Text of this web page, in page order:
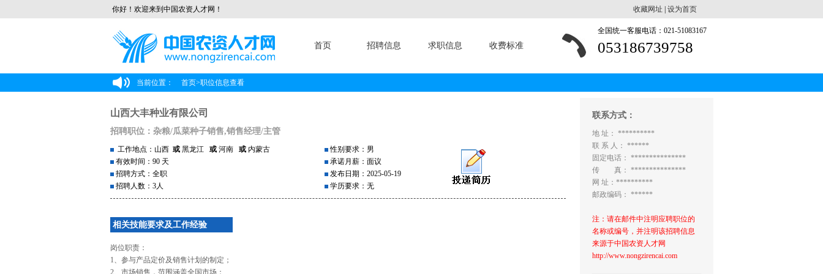
你好！欢迎来到中国农资人才网！ 收藏网址 设为首页
首页 招聘信息 求职信息 收费标准
全国统一客服电话：021-51083167
053186739758
当前位置： 首页>职位信息查看
山西大丰种业有限公司
招聘职位：杂粮/瓜菜种子销售,销售经理/主管
工作地点：山西 或黑龙江 或河南 或内蒙古
有效时间：90 天
招聘方式：全职
招聘人数：3人
性别要求：男
承诺月薪：面议
发布日期：2025-05-19
学历要求：无
相关技能要求及工作经验
岗位职责：
1、参与产品定价及销售计划的制定；
2、市场销售，范围涵盖全国市场；
联系方式：
地 址： **********
联 系 人： ******
固定电话： ***************
传 真： ***************
网 址：**********
邮政编码： ******
注：请在邮件中注明应聘职位的
名称或编号，并注明该招聘信息
来源于中国农资人才网
http://www.nongzirencai.com